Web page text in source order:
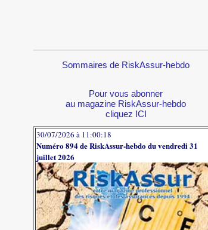
Sommaires de RiskAssur-hebdo
Pour vous abonner
au magazine RiskAssur-hebdo
cliquez ICI
30/07/2026 à 11:00:18
Numéro 894 de RiskAssur-hebdo du vendredi 31
juillet 2026